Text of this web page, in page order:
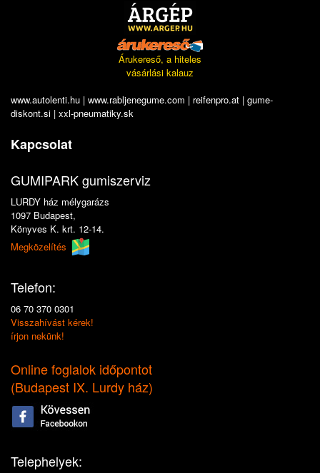
Árukereső, a hiteles
vásárlási kalauz
www.autolenti.hu | www.rabljenegume.com | reifenpro.at | gume-
diskont.si | xxl-pneumatiky.sk
Kapcsolat
GUMIPARK gumiszerviz
LURDY ház mélygarázs
1097 Budapest,
Könyves K. krt. 12-14.
Megközelítés
Telefon:
06 70 370 0301
Visszahívást kérek!
írjon nekünk!
Online foglalok időpontot
(Budapest IX. Lurdy ház)
Telephelyek: